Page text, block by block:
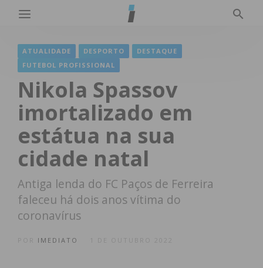
ATUALIDADE DESPORTO
DESTAQUE
FUTEBOL PROFISSIONAL
Nikola Spassov
imortalizado em
estátua na sua
cidade natal
Antiga lenda do FC Paços de Ferreira
faleceu há dois anos vítima do
coronavírus
IMEDIATO 1 DE OUTUBRO 2022